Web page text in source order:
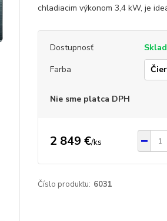
chladiacim výkonom 3,4 kW, je
Dostupnosť
Farba
Nie sme platca DPH
2 849 €/ks
Číslo produktu: 6031